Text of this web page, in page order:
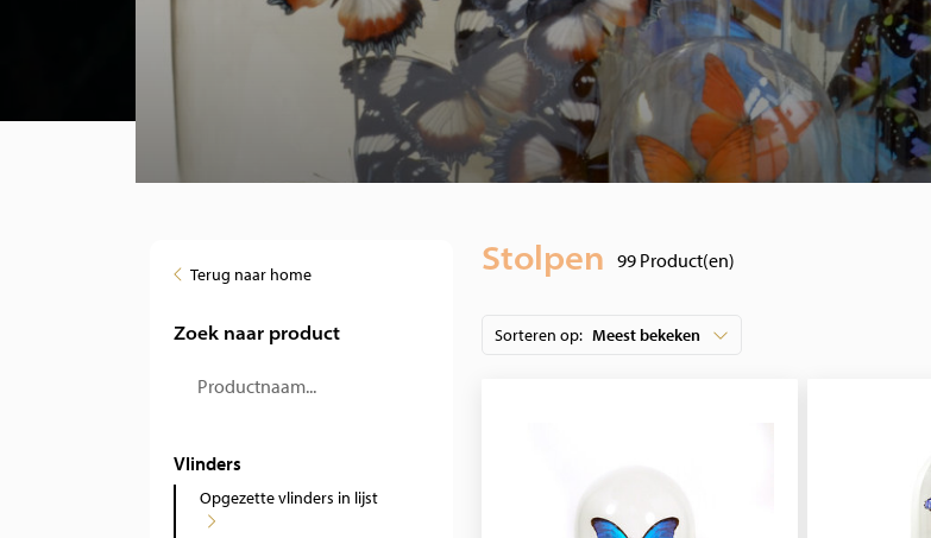
Terug naar home
Zoek naar product
Vlinders
Opgezette vlinders in lijst
Stolpen 99 Product(en)
Sorteren op: Meest bekeken